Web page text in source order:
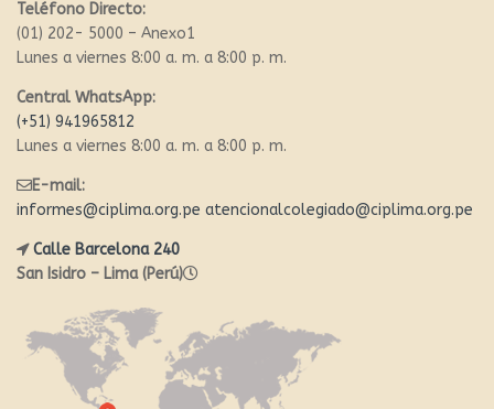
Teléfono Directo:
(01) 202- 5000 – Anexo1
Lunes a viernes 8:00 a. m. a 8:00 p. m.
Central WhatsApp:
(+51) 941965812
Lunes a viernes 8:00 a. m. a 8:00 p. m.
E-mail:
informes@ciplima.org.pe atencionalcolegiado@ciplima.org.pe
Calle Barcelona 240
San Isidro – Lima (Perú)